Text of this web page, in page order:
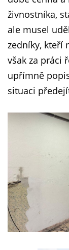
živnostníka,
ale musel
zedníky, kteří
však za práci
upřímně
situaci